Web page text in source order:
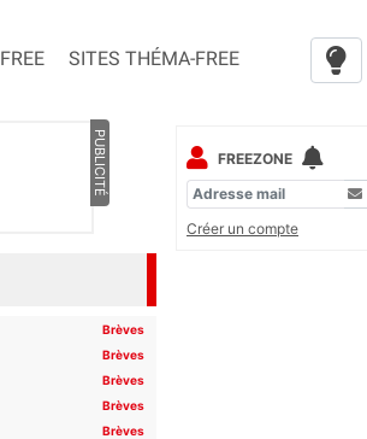
SITES THÉMA-FREE
PUBLICITÉ
Brèves
Brèves
Brèves
Brèves
Brèves
FREEZONE
Créer un compte